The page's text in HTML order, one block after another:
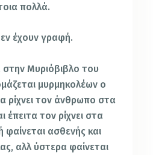
πολλά.
έχουν γραφή.
Μυριόβιβλο του
μυρμηκολέων ο
ρίχνει τον άνθρωπο στα
έπειτα τον ρίχνει στα
φαίνεται ασθενής και
αλλ ύστερα φαίνεται